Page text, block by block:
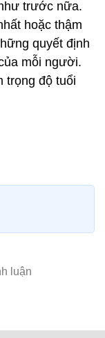
trước nữa.
hoặc thậm
quyết định
mỗi người.
trọng độ tuổi